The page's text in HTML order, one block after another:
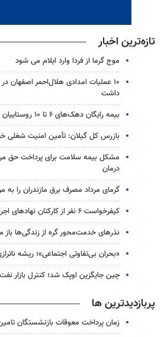
تازه‌ترین اخبار
موج گرما از فردا وارد ایلام می شود
داشت
بیمه رایگان دهک‌های ۶ تا ۱۰ روستاییان منتفی شد
بازرس کل گیلان: تأمین امنیت شغلی
مشکل بیمه سلامت برای پرداخت حق
درمان
گرمای مرداد مصرف برق مازندران را به مرز ۳ هزار مگاوات
کیفرخواست ۶ نفر از کارکنان نهادهای اجرایی گرمسار به اتهام اختلاس
نذرهای خدمت‌محور گره از زندگی‌ها باز
«بحران بی‌تفاوتی اجتماعی»؛ ریشه
چین جایگزین اوپک شد؛ کنترل بازار
پربازدیدترین ها
زمان پرداخت معوقات بازنشستگان